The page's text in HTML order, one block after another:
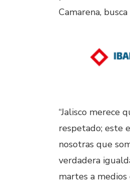
Camarena,
“Jalisco merece
respetado; este
nosotras que
verdadera
martes a medios